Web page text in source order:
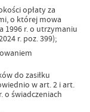
opłaty za
o której mowa
1996 r. o utrzymaniu
r. poz. 399);
do zasiłku
w art. 2 i art.
o świadczeniach